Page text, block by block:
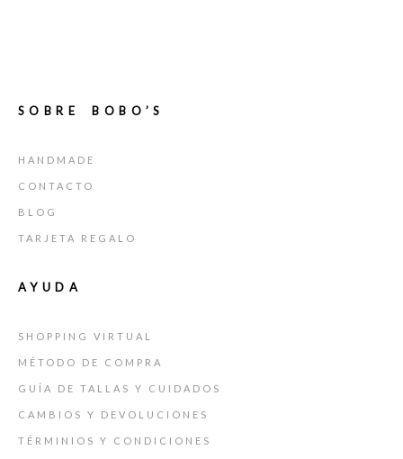
SOBRE BOBO’S
HANDMADE
CONTACTO
BLOG
TARJETA REGALO
AYUDA
SHOPPING VIRTUAL
MÉTODO DE COMPRA
GUÍA DE TALLAS Y CUIDADOS
CAMBIOS Y DEVOLUCIONES
TÉRMINIOS Y CONDICIONES